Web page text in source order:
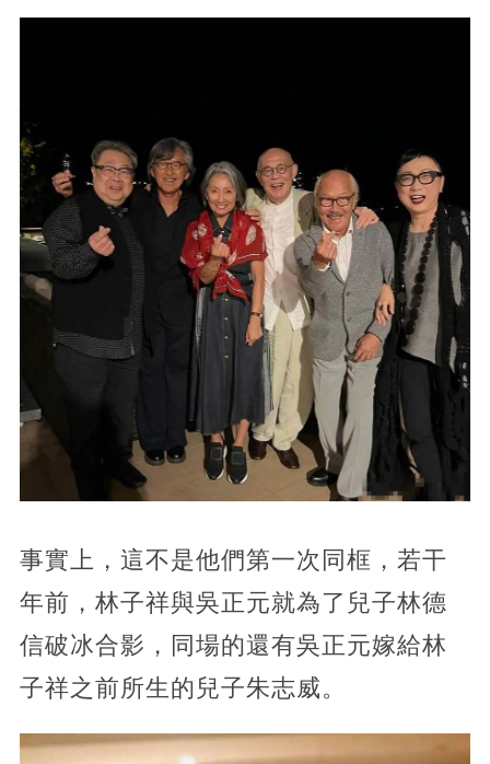
事實上，這不是他們第一次同框，若干
年前，林子祥與吳正元就為了兒子林德
信破冰合影，同場的還有吳正元嫁給林
子祥之前所生的兒子朱志威。